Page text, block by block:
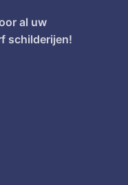
al uw
schilderijen!